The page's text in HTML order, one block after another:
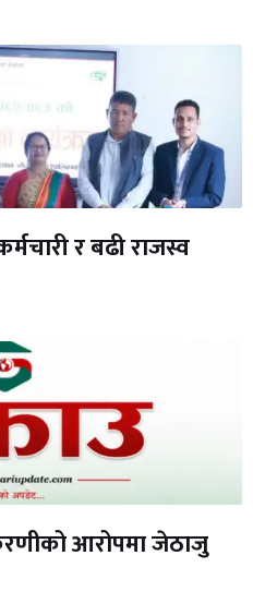
र बढी राजस्व
आरोपमा जेठाजु